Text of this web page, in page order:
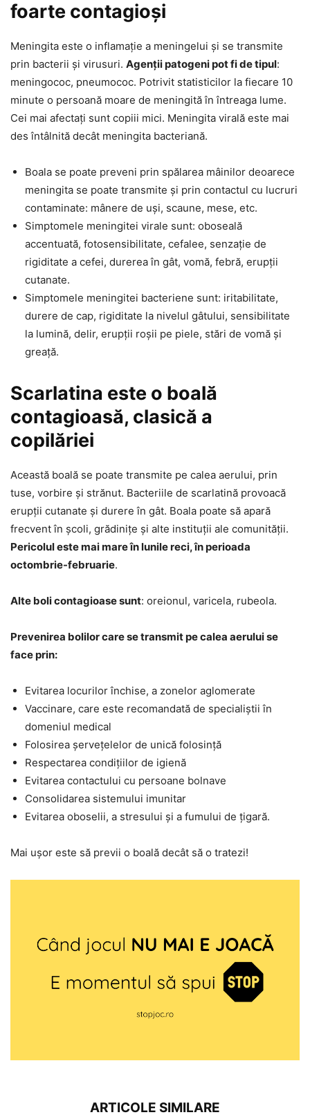
foarte contagioși
Meningita este o inflamație a meningelui și se transmite
prin bacterii și virusuri. Agenții patogeni pot fi de tipul:
meningococ, pneumococ. Potrivit statisticilor la fiecare 10
minute o persoană moare de meningită în întreaga lume.
Cei mai afectați sunt copiii mici. Meningita virală este mai
des întâlnită decât meningita bacteriană.
Boala se poate preveni prin spălarea mâinilor deoarece
meningita se poate transmite și prin contactul cu lucruri
contaminate: mânere de uși, scaune, mese, etc.
Simptomele meningitei virale sunt: oboseală
accentuată, fotosensibilitate, cefalee, senzație de
rigiditate a cefei, durerea în gât, vomă, febră, erupții
cutanate.
Simptomele meningitei bacteriene sunt: iritabilitate,
durere de cap, rigiditate la nivelul gâtului, sensibilitate
la lumină, delir, erupții roșii pe piele, stări de vomă și
greață.
Scarlatina este o boală
contagioasă, clasică a
copilăriei
Această boală se poate transmite pe calea aerului, prin
tuse, vorbire și strănut. Bacteriile de scarlatină provoacă
erupții cutanate și durere în gât. Boala poate să apară
frecvent în școli, grădinițe și alte instituții ale comunității.
Pericolul este mai mare în lunile reci, în perioada
octombrie-februarie.
Alte boli contagioase sunt: oreionul, varicela, rubeola.
Prevenirea bolilor care se transmit pe calea aerului se
face prin:
Evitarea locurilor închise, a zonelor aglomerate
Vaccinare, care este recomandată de specialiștii în
domeniul medical
Folosirea șervețelelor de unică folosință
Respectarea condițiilor de igienă
Evitarea contactului cu persoane bolnave
Consolidarea sistemului imunitar
Evitarea oboselii, a stresului și a fumului de țigară.
Mai ușor este să previi o boală decât să o tratezi!
ARTICOLE SIMILARE